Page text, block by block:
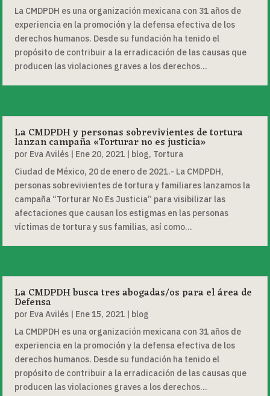
La CMDPDH es una organización mexicana con 31 años de
experiencia en la promoción y la defensa efectiva de los
derechos humanos. Desde su fundación ha tenido el
propósito de contribuir a la erradicación de las causas que
producen las violaciones graves a los derechos...
La CMDPDH y personas sobrevivientes de tortura
lanzan campaña «Torturar no es justicia»
por Eva Avilés | Ene 20, 2021 | blog, Tortura
Ciudad de México, 20 de enero de 2021.- La CMDPDH,
personas sobrevivientes de tortura y familiares lanzamos la
campaña “Torturar No Es Justicia” para visibilizar las
afectaciones que causan los estigmas en las personas
víctimas de tortura y sus familias, así como...
La CMDPDH busca tres abogadas/os para el área de
Defensa
por Eva Avilés | Ene 15, 2021 | blog
La CMDPDH es una organización mexicana con 31 años de
experiencia en la promoción y la defensa efectiva de los
derechos humanos. Desde su fundación ha tenido el
propósito de contribuir a la erradicación de las causas que
producen las violaciones graves a los derechos...